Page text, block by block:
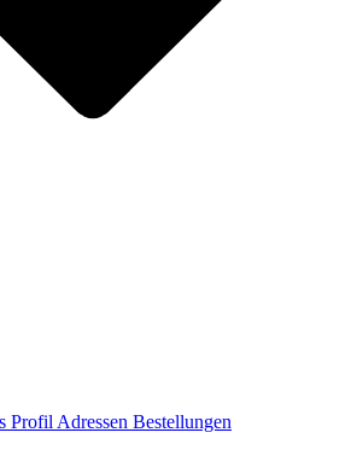
Profil Adressen Bestellungen